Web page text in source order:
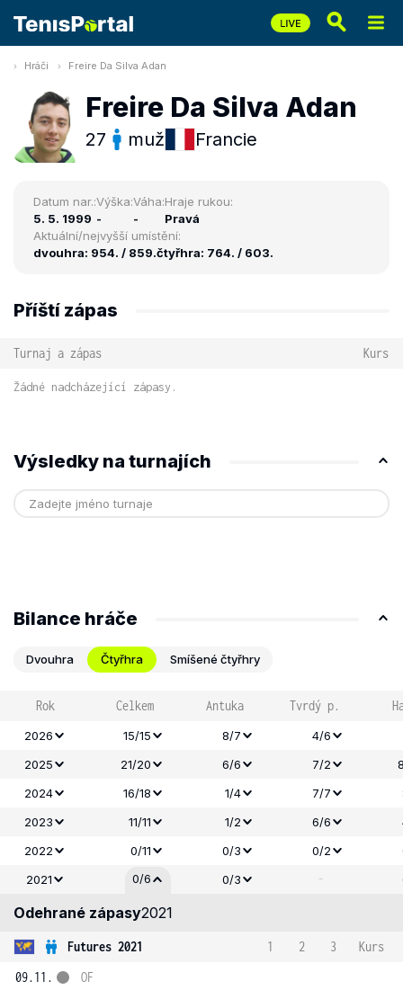
Hráči Freire Da Silva Adan
Freire Da Silva Adan
27 muž Francie
Datum nar.:
5. 5. 1999
Výška:
-
Váha:
-
Hraje rukou:
Pravá
Aktuální/nejvyšší umístění:
dvouhra: 954. / 859.čtyřhra: 764. / 603.
Příští zápas
Turnaj a zápas Kurs
Žádné nadcházející zápasy.
Výsledky na turnajích
Bilance hráče
Dvouhra Čtyřhra Smíšené čtyřhry
Rok Celkem Antuka Tvrdý p.
2026 15/15 8/7 4/6
2025
21/20 6/6 7/2
2024
16/18 1/4 7/7
2023
11/11 1/2 6/6
2022
0/11 0/3 0/2
2021
0/6 0/3 -
Odehrané zápasy2021
Futures 2021 1 2 3
Kurs
09.11.
OF